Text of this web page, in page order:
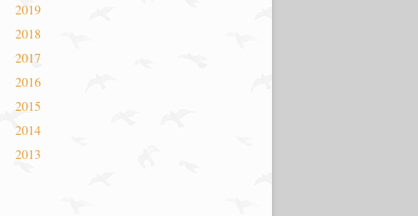
2019
2018
2017
2016
2015
2014
2013